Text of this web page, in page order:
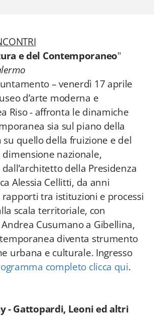
e del Contemporaneo"
– venerdì 17 aprile
d’arte moderna e
Riso - affronta le dinamiche
sia sul piano della
su quello della fruizione e del
nazionale,
della Presidenza
Alessia Cellitti, da anni
tra istituzioni e processi
scala territoriale, con
Andrea Cusumano a Gibellina,
diventa strumento
urbana e culturale. Ingresso
completo clicca qui.
- Gattopardi, Leoni ed altri